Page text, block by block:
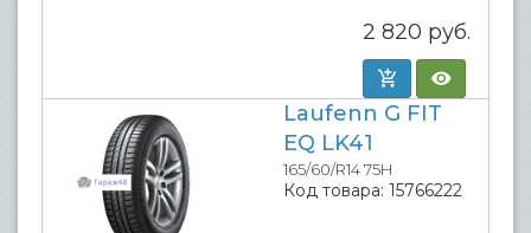
2 820 руб.
Laufenn G FIT
EQ LK41
165/60/R14 75H
Код товара: 15766222